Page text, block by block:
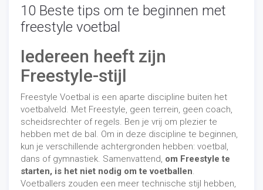
10 Beste tips om te beginnen met
freestyle voetbal
Iedereen heeft zijn
Freestyle-stijl
Freestyle Voetbal is een aparte discipline buiten het
voetbalveld. Met Freestyle, geen terrein, geen coach,
scheidsrechter of regels. Ben je vrij om plezier te
hebben met de bal. Om in deze discipline te beginnen,
kun je verschillende achtergronden hebben: voetbal,
dans of gymnastiek. Samenvattend, om Freestyle te
starten, is het niet nodig om te voetballen.
Voetballers zouden een meer technische stijl hebben,